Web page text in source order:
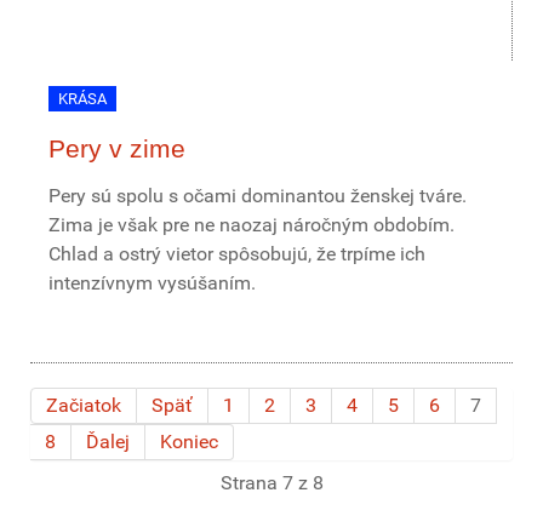
KRÁSA
Pery v zime
Pery sú spolu s očami dominantou ženskej tváre.
Zima je však pre ne naozaj náročným obdobím.
Chlad a ostrý vietor spôsobujú, že trpíme ich
intenzívnym vysúšaním.
Začiatok Späť 1 2 3 4 5 6
7
8
Ďalej
Koniec
Strana 7 z 8